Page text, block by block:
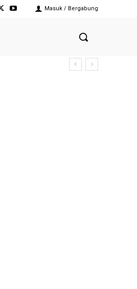
Masuk / Bergabung